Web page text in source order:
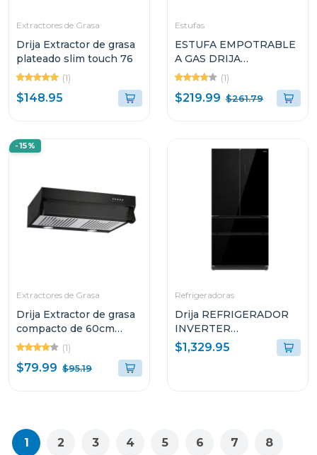
Extractores de Grasa
Drija Extractor de grasa
plateado slim touch 76
(1)
$148.95
Estufas
ESTUFA EMPOTRABLE
A GAS DRIJA
TOSCANA60PRO DE
60CM CON 4
QUEMADORES
(1)
$219.99 $261.79
-15%
Extractores de Grasa
Drija Extractor de grasa
compacto de 60cm
color negro
(1)
$79.99 $95.19
Refrigeradoras
Drija REFRIGERADOR
INVERTER
EMPOTRABLE DE
18.1P³ ULTRA FAST
$1,329.95
1 2 3 4 5 6 7 8